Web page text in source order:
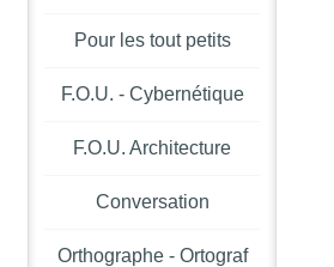
Pour les tout petits
F.O.U. - Cybernétique
F.O.U. Architecture
Conversation
Orthographe - Ortograf